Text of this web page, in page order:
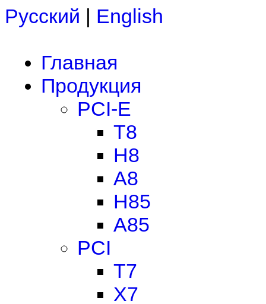
Русский | English
Главная
Продукция
PCI-E
T8
H8
A8
H85
A85
PCI
T7
X7